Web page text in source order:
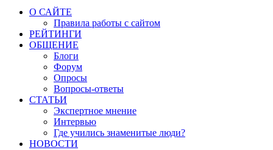
О САЙТЕ
Правила работы с сайтом
РЕЙТИНГИ
ОБЩЕНИЕ
Блоги
Форум
Опросы
Вопросы-ответы
СТАТЬИ
Экспертное мнение
Интервью
Где учились знаменитые люди?
НОВОСТИ